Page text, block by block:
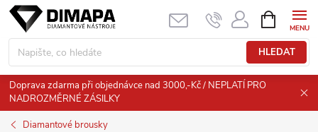
Přejít
obsah
HLEDAT
NÁKUPNÍ
KOŠÍK
Doprava zdarma při objednávce nad 3000,-Kč / NEPLATÍ PRO
NADROZMĚRNÉ ZÁSILKY
Diamantové brousky